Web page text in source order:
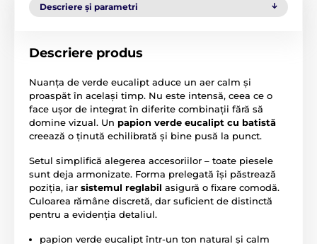
Descriere și parametri
Descriere produs
Nuanța de verde eucalipt aduce un aer calm și
proaspăt în același timp. Nu este intensă, ceea ce o
face ușor de integrat în diferite combinații fără să
domine vizual. Un papion verde eucalipt cu batistă
creează o ținută echilibrată și bine pusă la punct.
Setul simplifică alegerea accesoriilor – toate piesele
sunt deja armonizate. Forma prelegată își păstrează
poziția, iar sistemul reglabil asigură o fixare comodă.
Culoarea rămâne discretă, dar suficient de distinctă
pentru a evidenția detaliul.
papion verde eucalipt într-un ton natural și calm